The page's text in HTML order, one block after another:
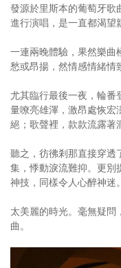
發源於里斯本的葡萄牙歌
進行演唱，是一直都渴望
一連兩晚體驗，果然樂曲
愁或昂揚，然情感情緒情
尤其臨行最後一夜，輪
量嘹亮雄渾，激昂處恢宏
絕；歌聲裡，款款流露著
聽之，彷彿剎那直接穿透
集，悸動淚流難抑。更別
神技，同樣令人心醉神迷。
太美麗的時光。毫無疑問
曲。